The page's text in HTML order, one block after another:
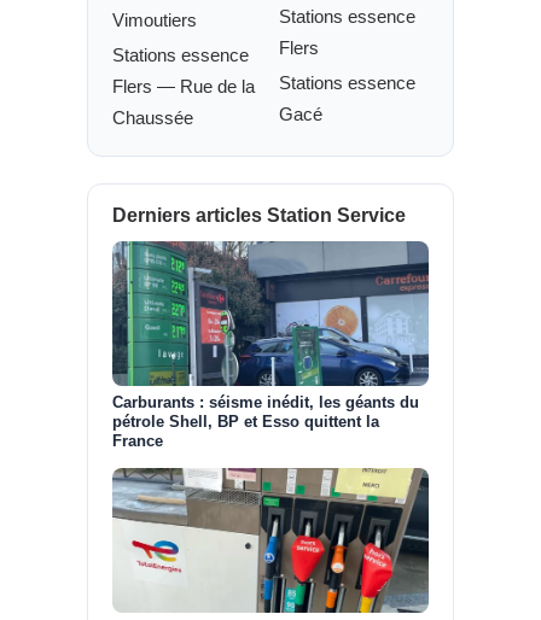
Vimoutiers
Stations essence
Flers — Rue de la
Chaussée
Stations essence
Flers
Stations essence
Gacé
Derniers articles Station Service
Carburants : séisme inédit, les géants du
pétrole Shell, BP et Esso quittent la
France